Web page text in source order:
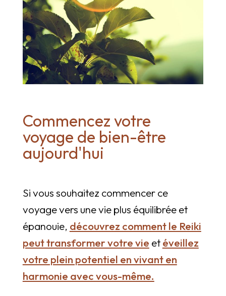
Commencez votre
voyage de bien-être
aujourd'hui
Si vous souhaitez commencer ce
voyage vers une vie plus équilibrée et
épanouie, découvrez comment le Reiki
peut transformer votre vie etéveillez
votre plein potentiel en vivant en
harmonie avec vous-même.